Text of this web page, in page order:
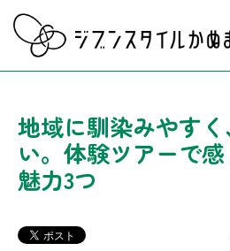
地域に馴染みやす
い。体験ツアーで
魅力3つ